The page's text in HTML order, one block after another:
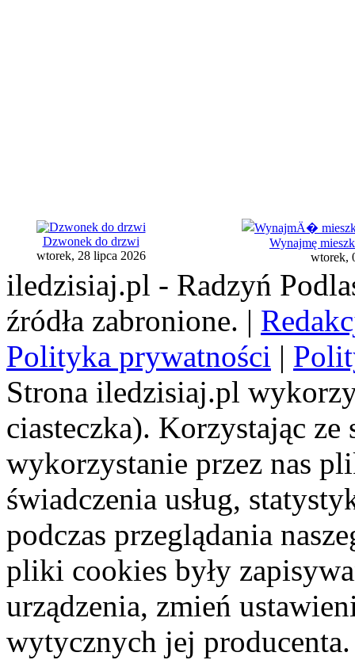
Dzwonek do drzwi
wtorek, 28 lipca 2026
Wynajmę
wtorek,
iledzisiaj.pl - Radzyń
źródła zabronione. |
Polityka prywatności |
Strona iledzisiaj.pl
ciasteczka). Korzystając
wykorzystanie przez nas
świadczenia usług,
podczas przeglądania
pliki cookies były
urządzenia, zmień
wytycznych jej producenta.